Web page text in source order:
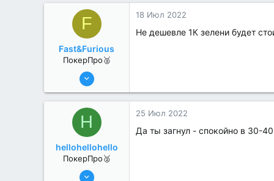
2
F
Fast&Furious
ПокерПро🥈
6 Июн 2022
2
18 Июл 2022
Не дешевле 1К зелени будет
H
hellohellohello
ПокерПро🥈
8 Июн 2022
25 Июл 2022
Да ты загнул - спокойно в 30-